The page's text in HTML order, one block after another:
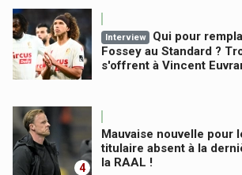
Interview
Qui pour
Fossey au Standard ?
s'offrent à Vincent
4
Mauvaise nouvelle pour
titulaire absent à la
la RAAL !